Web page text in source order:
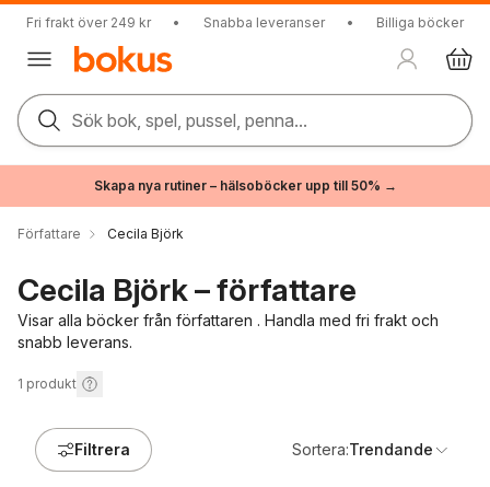
Fri frakt över 249 kr • Snabba leveranser • Billiga böcker
Sök bok, spel, pussel, penna...
Skapa nya rutiner – hälsoböcker upp till 50% →
Författare Cecila Björk
Cecila Björk – författare
Visar alla böcker från författaren . Handla med fri frakt och
snabb leverans.
1 produkt
Filtrera Sortera:Trendande